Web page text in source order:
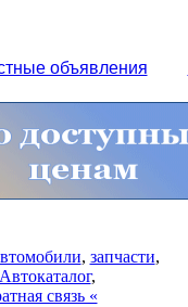
объявления
, запчасти,
Автокаталог,
связь «